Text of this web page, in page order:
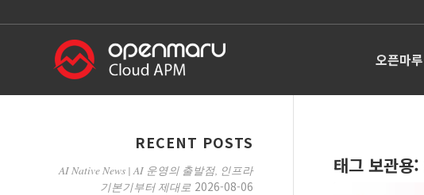
오픈마루
태그 보관용:
RECENT POSTS
AI Native News | AI 운영의 출발점, 인프라
기본기부터 제대로 2026-08-06